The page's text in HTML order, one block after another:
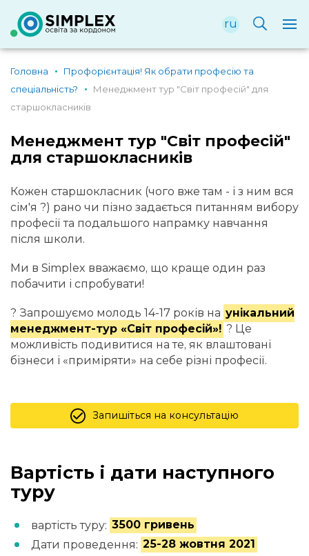
ru
Головна
Профорієнтація! Як обрати професію та
спеціальність?
Менеджмент тур "Світ професій" для
старшокласників
Менеджмент тур "Світ професій"
для старшокласників
Кожен старшокласник (чого вже там - і з ним вся
сім'я ?) рано чи пізно задається питанням вибору
професії та подальшого напрамку навчання
після школи.
Ми в Simplex вважаємо, що краще один раз
побачити і спробувати!
? Запрошуємо молодь 14-17 років на унікальний
менеджмент-тур «Світ професій»! ? Це
можливість подивитися на те, як влаштовані
бізнеси і «приміряти» на себе різні професії.
Запишіться на консультацію
Вартість і дати наступного
туру
вартість туру: 3500 гривень
Дати проведення: 25-28 жовтня 2021